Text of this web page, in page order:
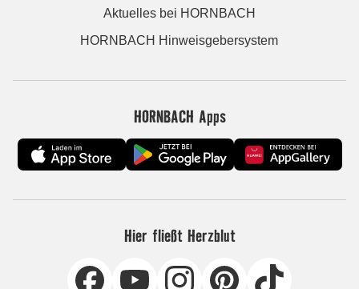
Aktuelles bei HORNBACH
HORNBACH Hinweisgebersystem
HORNBACH Apps
Hier fließt Herzblut